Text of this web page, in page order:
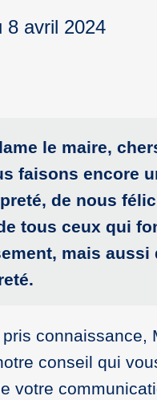
8 avril 2024
le maire,
faisons encore
de nous
tous ceux qui
mais
conseil qui
votre